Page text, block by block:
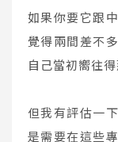
如果你要它跟
覺得兩間差不
自己當初嚮往
但我有評估一
是需要在這些